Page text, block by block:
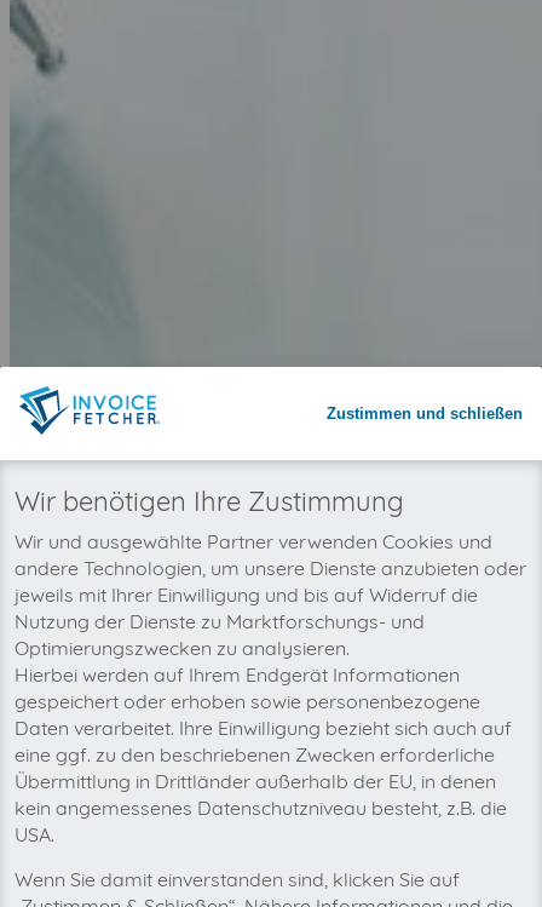
Warum invoicefetcher®: REGISTRIEREN
Wir wollen auch bald Ihre Rhönnet
Kundenportal-Rechnungen
automatisch abholen!
Zustimmen und schließen
Wir benötigen Ihre Zustimmung
Wir und ausgewählte Partner verwenden Cookies und
andere Technologien, um unsere Dienste anzubieten oder
jeweils mit Ihrer Einwilligung und bis auf Widerruf die
Nutzung der Dienste zu Marktforschungs- und
Optimierungszwecken zu analysieren.
Hierbei werden auf Ihrem Endgerät Informationen
gespeichert oder erhoben sowie personenbezogene
Daten verarbeitet. Ihre Einwilligung bezieht sich auch auf
eine ggf. zu den beschriebenen Zwecken erforderliche
Übermittlung in Drittländer außerhalb der EU, in denen
kein angemessenes Datenschutzniveau besteht, z.B. die
USA.
Wenn Sie damit einverstanden sind, klicken Sie auf